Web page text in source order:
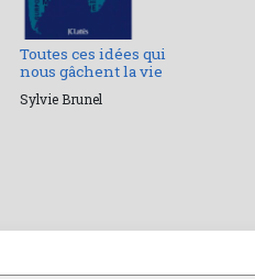
Toutes ces idées qui
nous gâchent la vie
Sylvie Brunel